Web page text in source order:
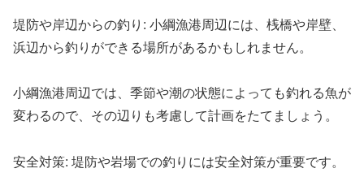
堤防や岸辺からの釣り: 小綱漁港周辺には、桟橋や岸壁、
浜辺から釣りができる場所があるかもしれません。
小綱漁港周辺では、季節や潮の状態によっても釣れる魚が
変わるので、その辺りも考慮して計画をたてましょう。
安全対策: 堤防や岩場での釣りには安全対策が重要です。